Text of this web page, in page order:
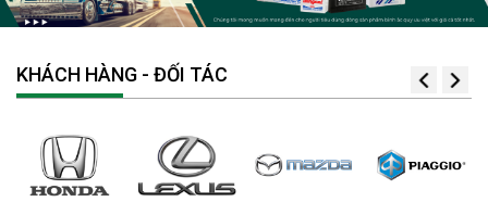
KHÁCH HÀNG - ĐỐI TÁC